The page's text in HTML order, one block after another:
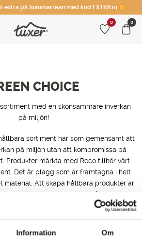
Information Om
extra på Sommarrean med kod EXTRA10
0 0
CHOICE
med en skonsammare inverkan
på miljön!
sortiment har som gemensamt att
på miljön utan att kompromissa på
Produkter märkta med Reco tillhör vårt
Det är plagg som är framtagna i helt
material. Att skapa hållbara produkter är
process, där slutmålet givetvis
ska vara av en grönare karaktär.
motsvarar ditt val.